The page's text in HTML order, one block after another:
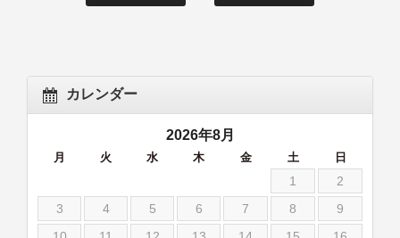
カレンダー
2026年8月
月 火 水 木 金 土 日
1
2
3
4 5 6 7 8
9